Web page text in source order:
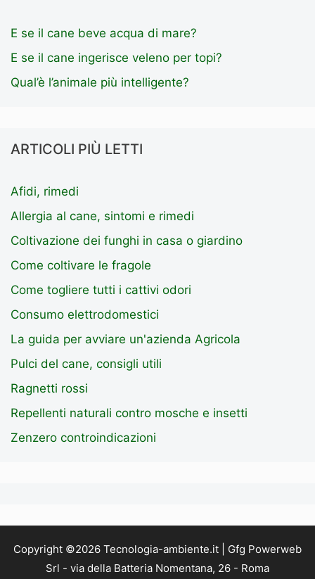
E se il cane beve acqua di mare?
E se il cane ingerisce veleno per topi?
Qual’è l’animale più intelligente?
ARTICOLI PIÙ LETTI
Afidi, rimedi
Allergia al cane, sintomi e rimedi
Coltivazione dei funghi in casa o giardino
Come coltivare le fragole
Come togliere tutti i cattivi odori
Consumo elettrodomestici
La guida per avviare un'azienda Agricola
Pulci del cane, consigli utili
Ragnetti rossi
Repellenti naturali contro mosche e insetti
Zenzero controindicazioni
Copyright ©2026 Tecnologia-ambiente.it | Gfg Powerweb
Srl - via della Batteria Nomentana, 26 - Roma